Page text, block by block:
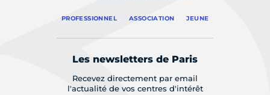
PROFESSIONNEL ASSOCIATION JEUNE
Les newsletters de Paris
Recevez directement par email
l'actualité de vos centres d'intérêt